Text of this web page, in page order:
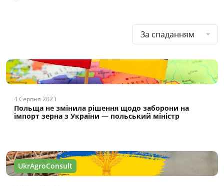
За спаданням
4 Серпня 2023
Польща не змінила рішення щодо заборони на
імпорт зерна з України — польський міністр
UkrAgroConsult